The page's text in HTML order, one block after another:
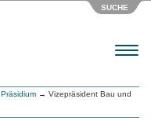
SUCHE
Menu
Präsidium → Vizepräsident Bau und